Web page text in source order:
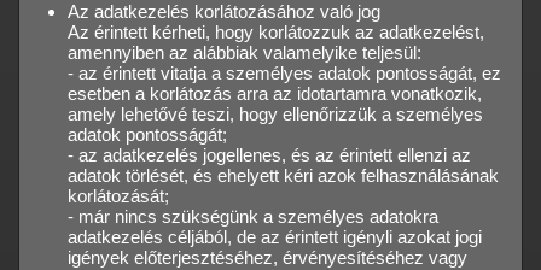
Az adatkezelés korlátozásához való jog
Az érintett kérheti, hogy korlátozzuk az adatkezelést,
amennyiben az alábbiak valamelyike teljesül:
- az érintett vitatja a személyes adatok pontosságát, ez
esetben a korlátozás arra az idotartamra vonatkozik,
amely lehetővé teszi, hogy ellenőrizzük a személyes
adatok pontosságát;
- az adatkezelés jogellenes, és az érintett ellenzi az
adatok törlését, és ehelyett kéri azok felhasználásának
korlátozását;
- már nincs szükségünk a személyes adatokra
adatkezelés céljából, de az érintett igényli azokat jogi
igények előterjesztéséhez, érvényesítéséhez vagy